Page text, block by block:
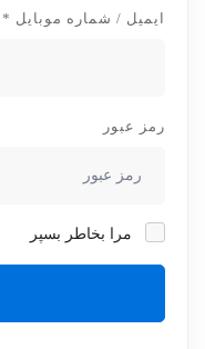
ایمیل / شماره موبایل *
رمز عبور
مرا بخاطر بسپر